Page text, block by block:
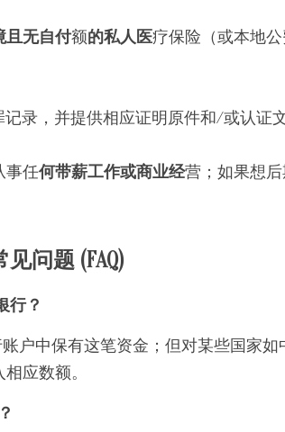
且无自付额的私人医疗保险（或本地
录，并提供相应证明原件和/或认证文
事任何带薪工作或商业经营；如果想
问题 (FAQ)
行？
户中保有这笔资金；但对某些国家
应数额。